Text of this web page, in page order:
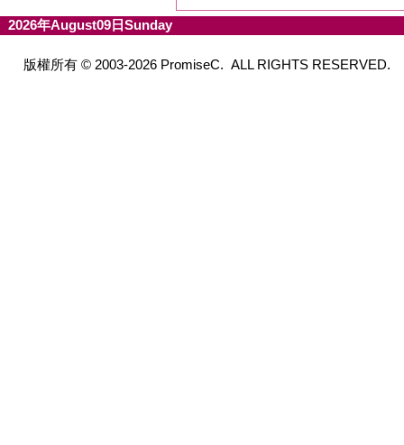
2026年August09日Sunday
版權所有 © 2003-2026 PromiseC. ALL RIGHTS RESERVED.